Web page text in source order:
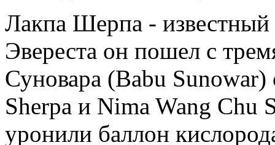
Лакпа Шерпа -
Эвереста он пошел с
Суновара (Babu
Sherpa и Nima Wang Chu
уронили баллон